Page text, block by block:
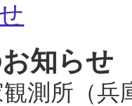
知らせ
測所（